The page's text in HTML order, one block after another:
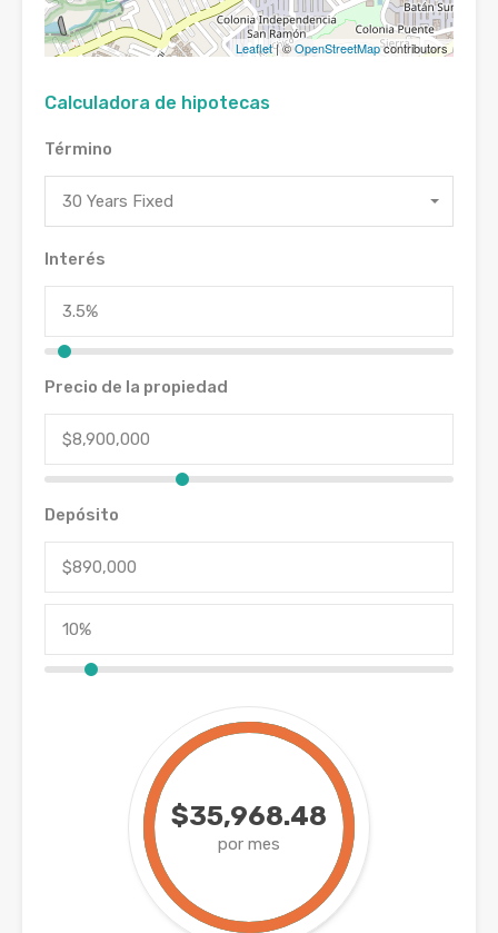
Leaflet| ©OpenStreetMapcontributors
Calculadora de hipotecas
Término
30 Years Fixed
Interés
Precio de la propiedad
Depósito
$35,968.48
por mes